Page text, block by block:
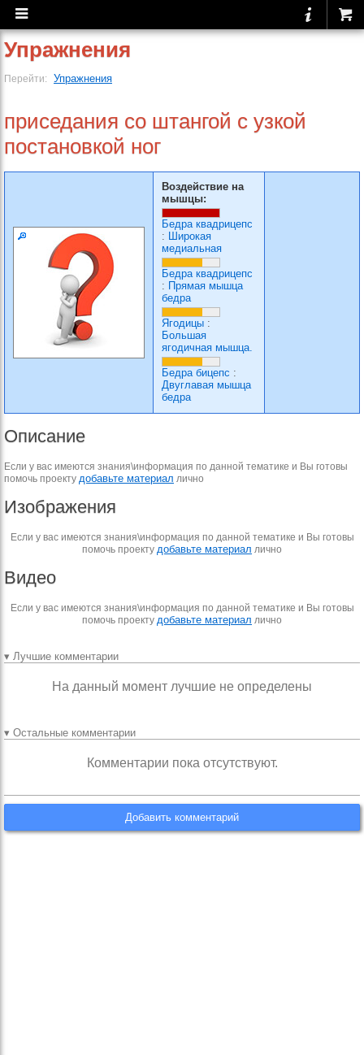
Упражнения
Перейти: Упражнения
приседания со штангой с узкой
постановкой ног
Воздействие на
мышцы:
Бедра квадрицепс
: Широкая
медиальная
Бедра квадрицепс
: Прямая мышца
бедра
Ягодицы :
Большая
ягодичная мышца.
Бедра бицепс :
Двуглавая мышца
бедра
Описание
Если у вас имеются знания\информация по данной тематике и Вы готовы
помочь проекту добавьте материал лично
Изображения
Если у вас имеются знания\информация по данной тематике и Вы готовы
помочь проекту добавьте материал лично
Видео
Если у вас имеются знания\информация по данной тематике и Вы готовы
помочь проекту добавьте материал лично
▾ Лучшие комментарии
На данный момент лучшие не определены
▾ Остальные комментарии
Комментарии пока отсутствуют.
Добавить комментарий